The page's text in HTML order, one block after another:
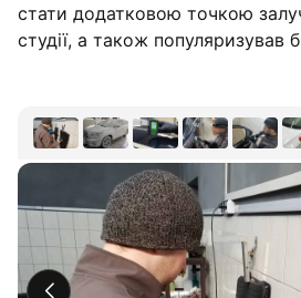
стати додатковою точкою
студії, а також популяризував